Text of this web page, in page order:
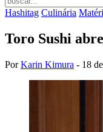
Hashitag Culinária
Toro Sushi
PorKarin Kimura - 18